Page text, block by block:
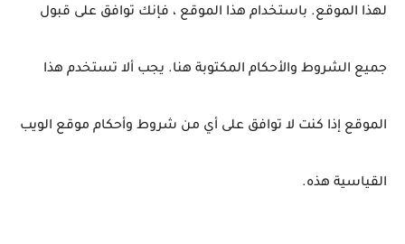
لهذا الموقع. باستخدام هذا الموقع ، فإنك توافق على قبول
جميع الشروط والأحكام المكتوبة هنا. يجب ألا تستخدم هذا
الموقع إذا كنت لا توافق على أي من شروط وأحكام موقع الويب
القياسية هذه.